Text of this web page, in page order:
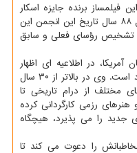
فیلمساز برنده جایزه اسکار
سی وهفتمین کارگردانی است که در طول ۸۸ سال تاریخ این انجمن این
تشخیص رؤسای فعلی و سابق
آمریکا، در اطلاعیه ای اظهار
داشت: «انگ لی واقعاً یک فیلمساز استاد است. وی در بالاتر از ۳۰ سال
مختلف از درام تاریخی تا
هنرهای رزمی کارگردانی کرده
را می پذیرد، هیچگاه
را دعوت می کند تا